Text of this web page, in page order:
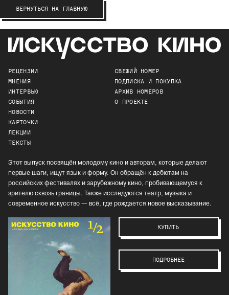
ВЕРНУТЬСЯ НА ГЛАВНУЮ
РЕЦЕНЗИИ
МНЕНИЯ
ИНТЕРВЬЮ
СОБЫТИЯ
НОВОСТИ
КАРТОЧКИ
ЛЕКЦИИ
ТЕКСТЫ
СВЕЖИЙ НОМЕР
ПОДПИСКА И ПОКУПКА
АРХИВ НОМЕРОВ
О ПРОЕКТЕ
Этот выпуск посвящён молодому кино и авторам, которые делают
первые шаги, ищут язык и форму. Он обращён к дебютам на
российских фестивалях и зарубежному кино, пробивающемуся к
зрителю сквозь границы. Также исследуются театр, музыка и
современное искусство — всё, где рождается новое высказывание.
КУПИТЬ
ПОДРОБНЕЕ